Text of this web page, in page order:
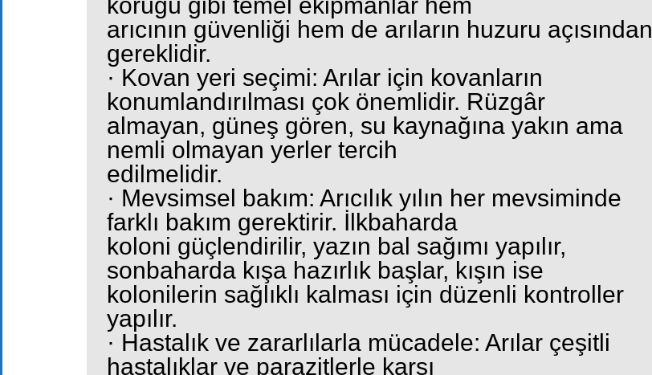
arıcının güvenliği hem de arıların huzuru açısından
gereklidir.
· Kovan yeri seçimi: Arılar için kovanların
konumlandırılması çok önemlidir. Rüzgâr
almayan, güneş gören, su kaynağına yakın ama
nemli olmayan yerler tercih
edilmelidir.
· Mevsimsel bakım: Arıcılık yılın her mevsiminde
farklı bakım gerektirir. İlkbaharda
koloni güçlendirilir, yazın bal sağımı yapılır,
sonbaharda kışa hazırlık başlar, kışın ise
kolonilerin sağlıklı kalması için düzenli kontroller
yapılır.
· Hastalık ve zararlılarla mücadele: Arılar çeşitli
hastalıklar ve parazitlerle karşı